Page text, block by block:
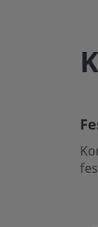
UNSPSC
UNSPSC